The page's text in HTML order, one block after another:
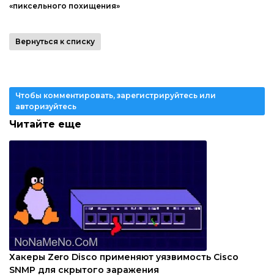
«пиксельного похищения»
Вернуться к списку
Чтобы комментировать, зарегистрируйтесь или
авторизуйтесь
Читайте еще
Хакеры Zero Disco применяют уязвимость Cisco
SNMP для скрытого заражения